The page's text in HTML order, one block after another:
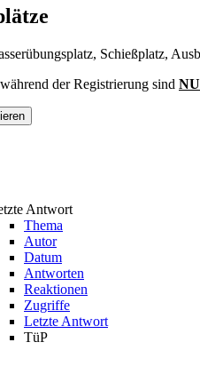
Schießplatz,
der Registrierung sind
Antwort
Thema
Autor
Datum
Antworten
Reaktionen
Zugriffe
Letzte Antwort
TüP